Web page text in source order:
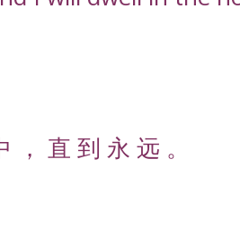
直 到 永 远 。